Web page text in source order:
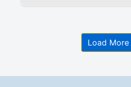
Load More